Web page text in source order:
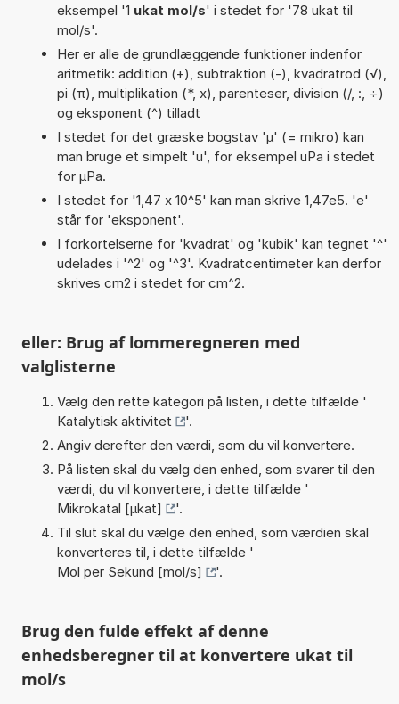
eksempel '1 ukat mol/s' i stedet for '78 ukat til
mol/s'.
Her er alle de grundlæggende funktioner indenfor
aritmetik: addition (+), subtraktion (-), kvadratrod (√),
pi (π), multiplikation (*, x), parenteser, division (/, :, ÷)
og eksponent (^) tilladt
I stedet for det græske bogstav 'µ' (= mikro) kan
man bruge et simpelt 'u', for eksempel uPa i stedet
for µPa.
I stedet for '1,47 x 10^5' kan man skrive 1,47e5. 'e'
står for 'eksponent'.
I forkortelserne for 'kvadrat' og 'kubik' kan tegnet '^'
udelades i '^2' og '^3'. Kvadratcentimeter kan derfor
skrives cm2 i stedet for cm^2.
eller: Brug af lommeregneren med
valglisterne
Vælg den rette kategori på listen, i dette tilfælde '
Katalytisk aktivitet
'.
Angiv derefter den værdi, som du vil konvertere.
På listen skal du vælg den enhed, som svarer til den
værdi, du vil konvertere, i dette tilfælde '
Mikrokatal [µkat]
'.
Til slut skal du vælge den enhed, som værdien skal
konverteres til, i dette tilfælde '
Mol per Sekund [mol/s]
'.
Brug den fulde effekt af denne
enhedsberegner til at konvertere ukat til
mol/s